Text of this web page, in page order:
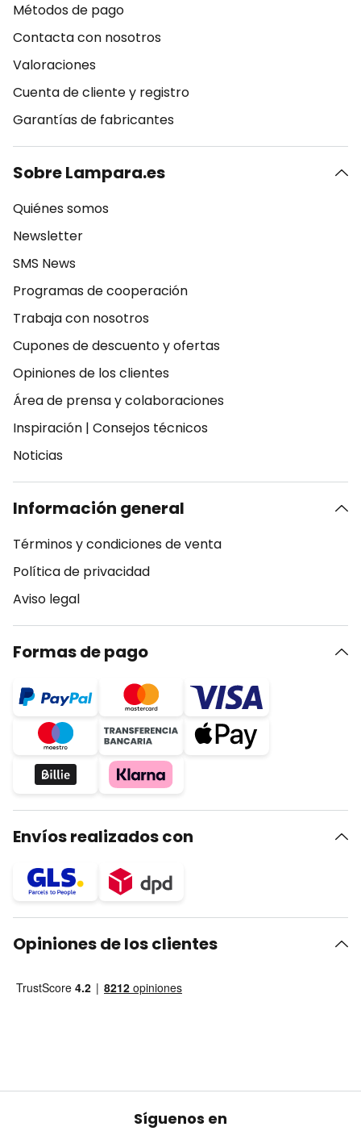
Métodos de pago
Contacta con nosotros
Valoraciones
Cuenta de cliente y registro
Garantías de fabricantes
Sobre Lampara.es
Quiénes somos
Newsletter
SMS News
Programas de cooperación
Trabaja con nosotros
Cupones de descuento y ofertas
Opiniones de los clientes
Área de prensa y colaboraciones
Inspiración | Consejos técnicos
Noticias
Información general
Términos y condiciones de venta
Política de privacidad
Aviso legal
Formas de pago
Envíos realizados con
Opiniones de los clientes
Síguenos en